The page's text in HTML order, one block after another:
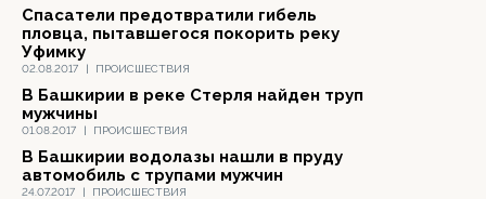
02.08.2017 | ПРОИСШЕСТВИЯ
Спасатели предотвратили гибель
пловца, пытавшегося покорить реку
Уфимку
01.08.2017 | ПРОИСШЕСТВИЯ
В Башкирии в реке Стерля найден труп
мужчины
24.07.2017 | ПРОИСШЕСТВИЯ
В Башкирии водолазы нашли в пруду
автомобиль с трупами мужчин